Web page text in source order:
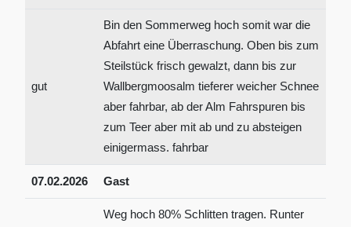
gut
Bin den Sommerweg hoch somit war die
Abfahrt eine Überraschung. Oben bis zum
Steilstück frisch gewalzt, dann bis zur
Wallbergmoosalm tieferer weicher Schnee
aber fahrbar, ab der Alm Fahrspuren bis
zum Teer aber mit ab und zu absteigen
einigermass. fahrbar
07.02.2026 Gast
Weg hoch 80% Schlitten tragen. Runter